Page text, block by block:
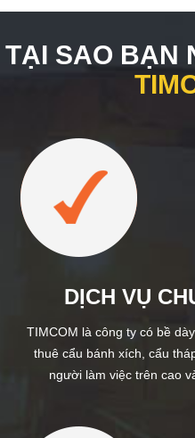
TẠI SAO BẠN
DỊCH VỤ
TIMCOM là công ty có bề
thuê cẩu bánh xích, cẩu
người làm việc trên cao